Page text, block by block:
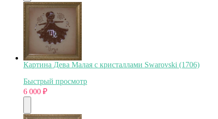
Картина Дева Малая с кристаллами Swarovski (1706)
Быстрый просмотр
6 000 ₽